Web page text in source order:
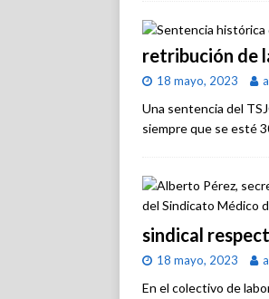
retribución de
18 mayo, 2023
Una sentencia del
siempre que se esté
sindical
18 mayo, 2023
En el colectivo de